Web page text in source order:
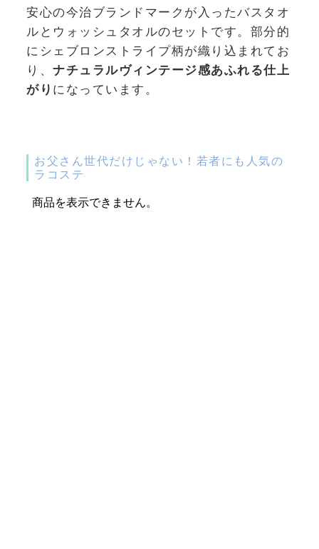
安心の今治ブランドマークが入ったバスタオ
ルとウォッシュタオルのセットです。部分的
にシェブロンストライプ柄が織り込まれてお
り、 ナチュラルヴィンテージ感あふれる仕上
がり になっています。
お父さん世代だけじゃない！若者にも人気の
ラコステ